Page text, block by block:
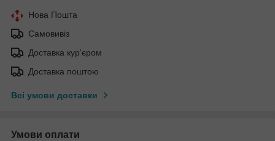
Нова Пошта
Самовивіз
Доставка кур'єром
Доставка поштою
Всі умови доставки
Умови оплати